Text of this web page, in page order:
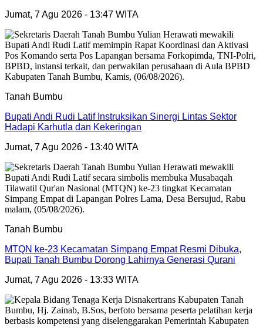
Jumat, 7 Agu 2026 - 13:47 WITA
Tanah Bumbu
Bupati Andi Rudi Latif Instruksikan Sinergi Lintas Sektor
Hadapi Karhutla dan Kekeringan
Jumat, 7 Agu 2026 - 13:40 WITA
Tanah Bumbu
MTQN ke-23 Kecamatan Simpang Empat Resmi Dibuka,
Bupati Tanah Bumbu Dorong Lahirnya Generasi Qurani
Jumat, 7 Agu 2026 - 13:33 WITA